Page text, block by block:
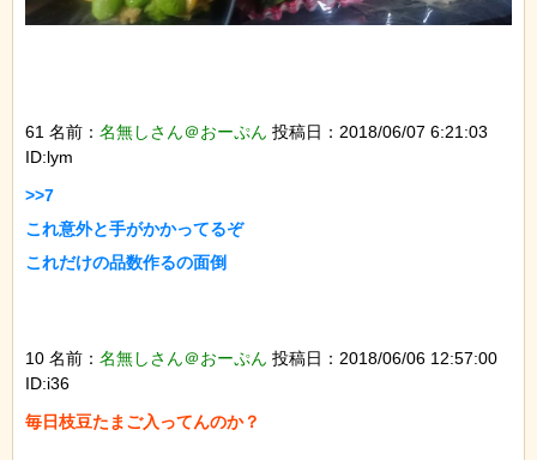
61 名前： 名無しさん＠おーぷん 投稿日：2018/06/07 6:21:03
ID:lym
>>7
これ意外と手がかかってるぞ
これだけの品数作るの面倒
10 名前： 名無しさん＠おーぷん 投稿日：2018/06/06 12:57:00
ID:i36
毎日枝豆たまご入ってんのか？